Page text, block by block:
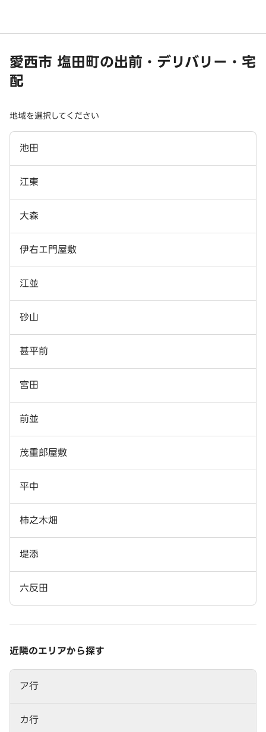
愛西市 塩田町の出前・デリバリー・宅
配
地域を選択してください
池田
江東
大森
伊右エ門屋敷
江並
砂山
甚平前
宮田
前並
茂重郎屋敷
平中
柿之木畑
堤添
六反田
近隣のエリアから探す
ア行
カ行